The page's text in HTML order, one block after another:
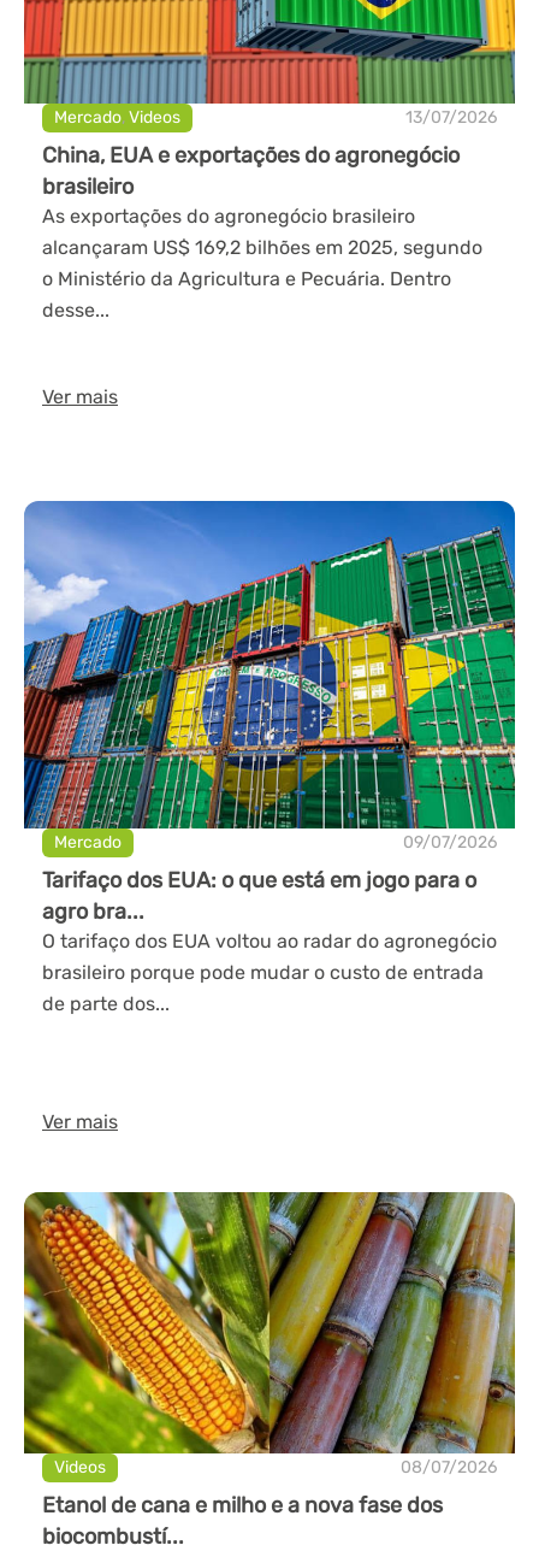
Mercado,Videos 13/07/2026
China, EUA e exportações do agronegócio
brasileiro
As exportações do agronegócio brasileiro
alcançaram US$ 169,2 bilhões em 2025, segundo
o Ministério da Agricultura e Pecuária. Dentro
desse...
Ver mais
Mercado 09/07/2026
Tarifaço dos EUA: o que está em jogo para o
agro bra...
O tarifaço dos EUA voltou ao radar do agronegócio
brasileiro porque pode mudar o custo de entrada
de parte dos...
Ver mais
Videos 08/07/2026
Etanol de cana e milho e a nova fase dos
biocombustí...